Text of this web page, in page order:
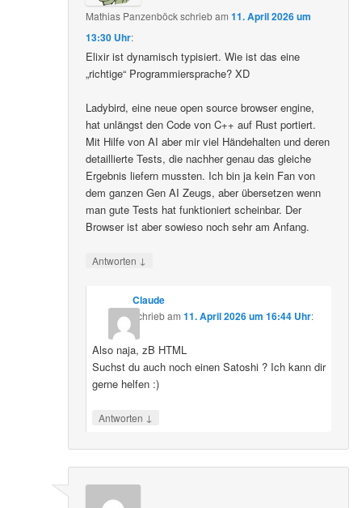
Mathias Panzenböckschriebam11. April 2026 um
13:30 Uhr:
Elixir ist dynamisch typisiert. Wie ist das eine
„richtige“ Programmiersprache? XD
Ladybird, eine neue open source browser engine,
hat unlängst den Code von C++ auf Rust portiert.
Mit Hilfe von AI aber mir viel Händehalten und deren
detaillierte Tests, die nachher genau das gleiche
Ergebnis liefern mussten. Ich bin ja kein Fan von
dem ganzen Gen AI Zeugs, aber übersetzen wenn
man gute Tests hat funktioniert scheinbar. Der
Browser ist aber sowieso noch sehr am Anfang.
Antworten ↓
Claude
schriebam 11. April 2026 um 16:44 Uhr:
Also naja, zB HTML
Suchst du auch noch einen Satoshi ? Ich kann dir
gerne helfen :)
Antworten ↓